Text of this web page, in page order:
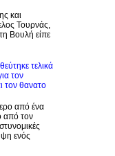
και
Τουρνάς,
Βουλή είπε
τελικά
τον
τον θανατο
από ένα
από τον
ενός